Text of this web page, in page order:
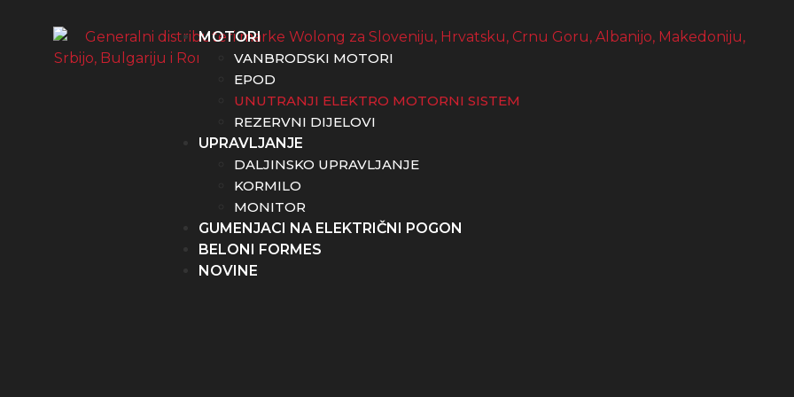
MOTORI
VANBRODSKI MOTORI
EPOD
UNUTRANJI ELEKTRO MOTORNI SISTEM
REZERVNI DIJELOVI
UPRAVLJANJE
DALJINSKO UPRAVLJANJE
KORMILO
MONITOR
GUMENJACI NA ELEKTRIČNI POGON
BELONI FORMES
NOVINE